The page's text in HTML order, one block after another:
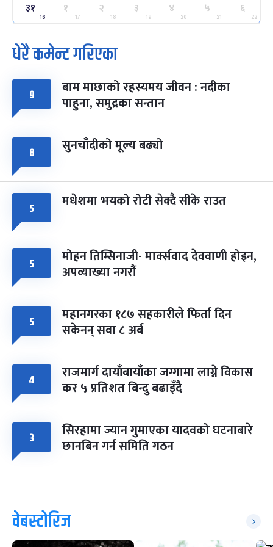
२५
मंगल
ग्याल्पो ल्होसार
फाल्गुन २५, २०८३ Mar 9, 2027
७ महिना बाँकी
७
आइत
पूर्णिमा व्रत
चैत्र ७, २०८३-Mar 21, 2027
८ फागुपूर्णिमा
चैत्र ८, २०८३-Mar 22, 2027
७ महिना बाँकी
३१
16
१
17
२
18
३
19
४
20
५
21
६
22
धेरै कमेन्ट गरिएका
९ बाम माछाको रहस्यमय जीवन : नदीका
पाहुना, समुद्रका सन्तान
८ सुनचाँदीको मूल्य बढ्यो
५ मधेशमा भयको रोटी सेक्दै सीके राउत
५ मोहन तिम्सिनाजी- मार्क्सवाद देववाणी होइन,
अपव्याख्या नगरौं
५ महानगरका १८७ सहकारीले फिर्ता दिन
सकेनन् सवा ८ अर्ब
४ राजमार्ग दायाँबायाँका जग्गामा लाग्ने विकास
कर ५ प्रतिशत बिन्दु बढाइँदै
३ सिरहामा ज्यान गुमाएका यादवको घटनाबारे
छानबिन गर्न समिति गठन
वेबस्टोरिज